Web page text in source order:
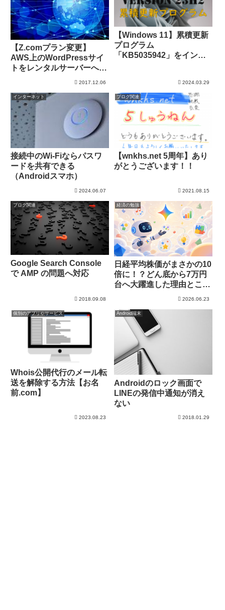
【Z.comプラン変更】
AWS上のWordPressサイ
トをレンタルサーバーへ移
2017.12.06
【Windows 11】累積更新
プログラム
「KB5035942」をインス
2024.03.29
インターネット
接続中のWi-Fiならパスワ
ードを共有できる
（Androidスマホ）
2024.06.07
ブログ関連
【wnkhs.net 5周年】あり
がとうございます！！
2021.08.15
ブログ関連
Google Search Console
で AMP の問題へ対応
2018.09.08
経済の勉強
日経平均株価がまさかの10
倍に！？どん底から7万円
台へ大躍進した理由とこれ
2026.06.23
個別のアプリやサービス
Whois公開代行のメール転
送を解除する方法【お名
前.com】
2023.08.23
Android端末
Androidのロック画面で
LINEの発信中通知が消え
ない
2018.01.29